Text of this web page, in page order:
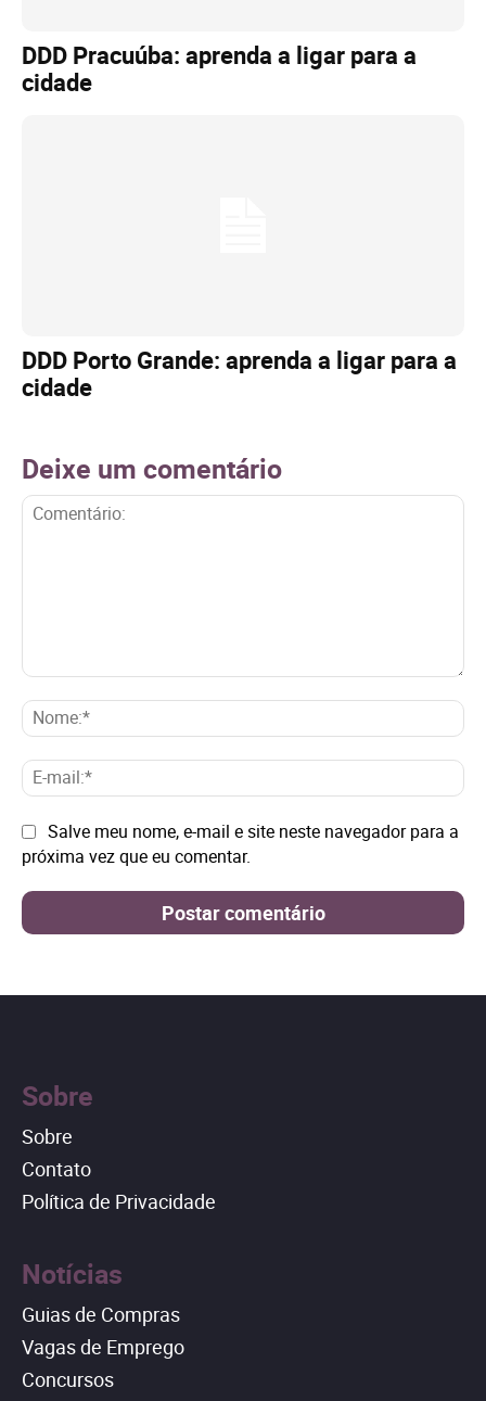
DDD Pracuúba: aprenda a ligar para a
cidade
DDD Porto Grande: aprenda a ligar para a
cidade
Deixe um comentário
E-
Site: Salve meu nome, e-mail e site neste navegador para a
próxima vez que eu comentar.
Sobre
Sobre
Contato
Política de Privacidade
Notícias
Guias de Compras
Vagas de Emprego
Concursos